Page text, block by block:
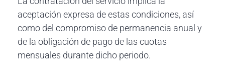
aceptación expresa de estas condiciones, así
como del compromiso de permanencia anual y
de la obligación de pago de las cuotas
mensuales durante dicho periodo.